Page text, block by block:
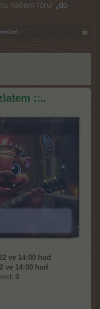
našem fóru! „do
::..
ve 14:00 hod
ve 14:00 hod
3